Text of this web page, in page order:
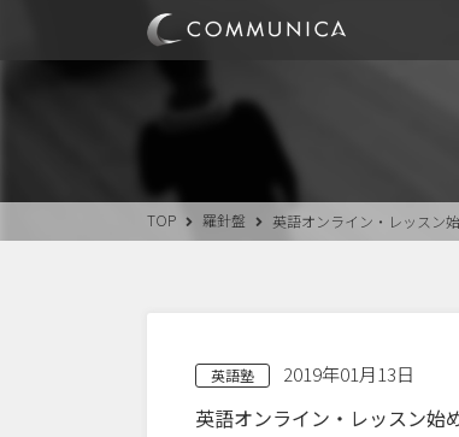
TOP 羅針盤 英語オンライン・レッスン
英語塾 2019年01月13日
英語オンライン・レッスン始